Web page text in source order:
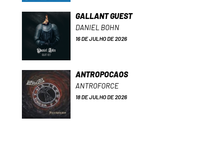
GALLANT GUEST
DANIEL BOHN
16 DE JULHO DE 2026
ANTROPOCAOS
ANTROFORCE
18 DE JULHO DE 2026